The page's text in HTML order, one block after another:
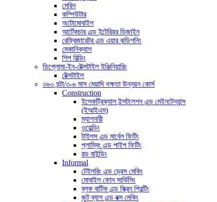
মেরিন
কম্পিউটার
অটোমোবাইল
আর্টেকচার এন্ড ইন্টেরিয়র ডিজাইন
রেফ্রিজারেটর এন্ড এয়ার কন্ডিশনিং
মেকানিক্যাল
শিপ বিল্ডিং
ডিপ্লোমা-ইন-টেক্সটাইল ইঞ্জিনিয়ারিং
টেক্সটাইল
৩৬০ ঘন্টা/৩-৬ মাস মেয়াদি দক্ষতা উন্নয়ন কোর্স
Construction
ইলেকট্রিক্যাল ইন্সটলেশন এন্ড মেইনটেন্যান্স
(ইআইএম)
ম্যাশনারী
ওয়েল্ডিং
টাইলস এন্ড মার্বেল ফিটিং
প্লাম্বিং এন্ড পাইপ ফিটিং
রড বাইন্ডিং
Informal
টেইলরিং এন্ড ড্রেস মেকিং
মোবাইল ফোন সার্ভিসিং
ব্লক বাটিক এন্ড স্ক্রিন প্রিন্টিং
জুট ব্যাগ এন্ড বক্স মেকিং